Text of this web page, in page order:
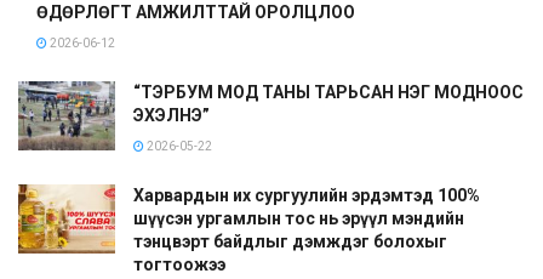
ӨДӨРЛӨГТ АМЖИЛТТАЙ ОРОЛЦЛОО
2026-06-12
“ТЭРБУМ МОД ТАНЫ ТАРЬСАН НЭГ МОДНООС
ЭХЭЛНЭ”
2026-05-22
Харвардын их сургуулийн эрдэмтэд 100%
шүүсэн ургамлын тос нь эрүүл мэндийн
тэнцвэрт байдлыг дэмждэг болохыг
тогтоожээ